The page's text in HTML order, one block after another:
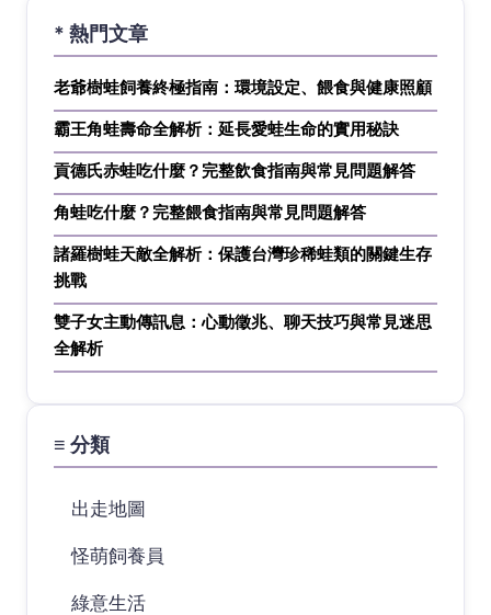
* 熱門文章
老爺樹蛙飼養終極指南：環境設定、餵食與健康照顧
霸王角蛙壽命全解析：延長愛蛙生命的實用秘訣
貢德氏赤蛙吃什麼？完整飲食指南與常見問題解答
角蛙吃什麼？完整餵食指南與常見問題解答
諸羅樹蛙天敵全解析：保護台灣珍稀蛙類的關鍵生存
挑戰
雙子女主動傳訊息：心動徵兆、聊天技巧與常見迷思
全解析
≡ 分類
出走地圖
怪萌飼養員
綠意生活